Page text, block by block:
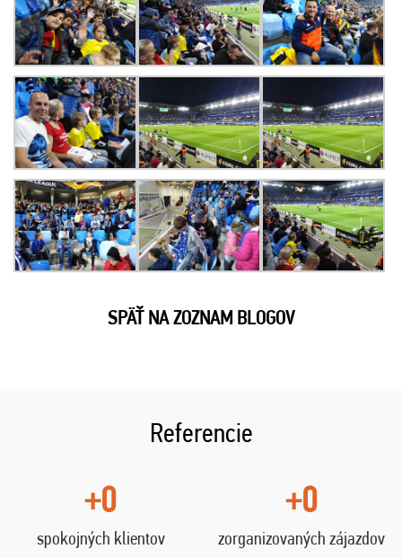
SPÄŤ NA ZOZNAM BLOGOV
Referencie
+0
spokojných klientov
+0
zorganizovaných zájazdov